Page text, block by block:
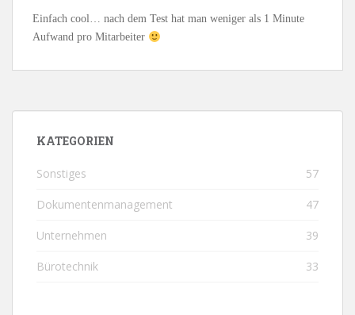
Einfach cool… nach dem Test hat man weniger als 1 Minute
Aufwand pro Mitarbeiter
KATEGORIEN
Sonstiges 57
Dokumentenmanagement 47
Unternehmen 39
Bürotechnik 33